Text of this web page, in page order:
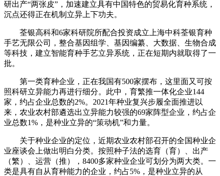
研出产“两张皮”，加速建立具有中国特色的贸易化育种系统，
沉点还得正在机制立异上下功夫。
荃银高科和6家科研院所配合投资成立上海中科荃银育种
手艺无限公司，整合基因组学、基因编纂、大数据、生物合成
等科技，建立智能育种手艺立异系统，正在短期内就取得了一
批。
第一类育种企业，正在我国有500家摆布，这里面又可按
照科研立异能力再进行细分。此中，育繁推一体化企业144
家，约占企业总数的2%。2021年种业复兴步履全面推进以
来，农业农村部遴选出立异能力较强的69家阵型企业，约占企
业总数1%，是种业立异的“策动机”和力量。
关于种业企业的定位，近期农业农村部召开的全国种业企
业座谈会上做出明白分类。按照种子法的选育（育）、出产
（繁）、运营（推），8400多家种业企业可划分为两大类。一
类是具有自从育种能力的企业，约占5%，是种业立异的从